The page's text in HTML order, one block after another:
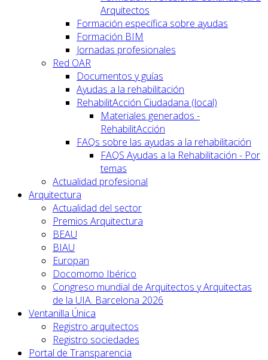
Arquitectos
Formación específica sobre ayudas
Formación BIM
Jornadas profesionales
Red OAR
Documentos y guías
Ayudas a la rehabilitación
RehabilitAcción Ciudadana (local)
Materiales generados -
RehabilitAcción
FAQs sobre las ayudas a la rehabilitación
FAQS Ayudas a la Rehabilitación - Por
temas
Actualidad profesional
Arquitectura
Actualidad del sector
Premios Arquitectura
BEAU
BIAU
Europan
Docomomo Ibérico
Congreso mundial de Arquitectos y Arquitectas
de la UIA. Barcelona 2026
Ventanilla Única
Registro arquitectos
Registro sociedades
Portal de Transparencia